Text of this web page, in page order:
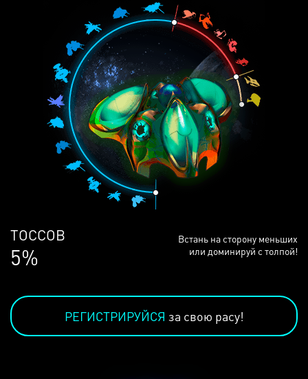
ЛЮДЕЙ
68%
Встань на сторону меньших
или доминируй с толпой!
РЕГИСТРИРУЙСЯ за свою расу!